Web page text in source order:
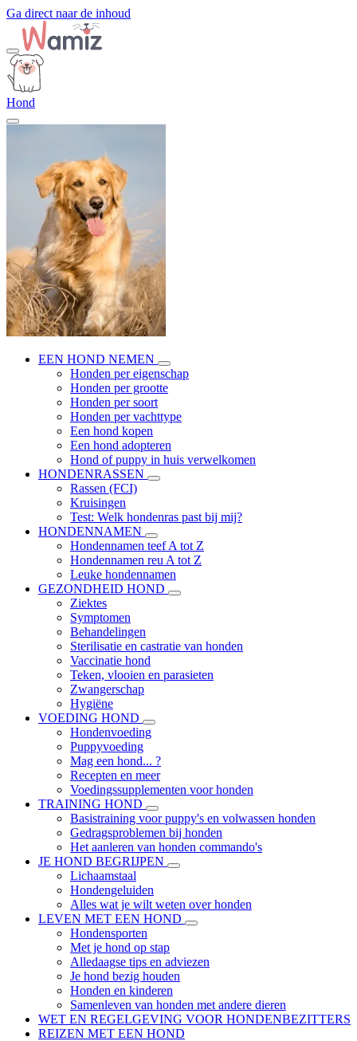
Ga direct naar de inhoud
Hond
EEN HOND NEMEN
Honden per eigenschap
Honden per grootte
Honden per soort
Honden per vachttype
Een hond kopen
Een hond adopteren
Hond of puppy in huis verwelkomen
HONDENRASSEN
Rassen (FCI)
Kruisingen
Test: Welk hondenras past bij mij?
HONDENNAMEN
Hondennamen teef A tot Z
Hondennamen reu A tot Z
Leuke hondennamen
GEZONDHEID HOND
Ziektes
Symptomen
Behandelingen
Sterilisatie en castratie van honden
Vaccinatie hond
Teken, vlooien en parasieten
Zwangerschap
Hygiëne
VOEDING HOND
Hondenvoeding
Puppyvoeding
Mag een hond... ?
Recepten en meer
Voedingssupplementen voor honden
TRAINING HOND
Basistraining voor puppy's en volwassen honden
Gedragsproblemen bij honden
Het aanleren van honden commando's
JE HOND BEGRIJPEN
Lichaamstaal
Hondengeluiden
Alles wat je wilt weten over honden
LEVEN MET EEN HOND
Hondensporten
Met je hond op stap
Alledaagse tips en adviezen
Je hond bezig houden
Honden en kinderen
Samenleven van honden met andere dieren
WET EN REGELGEVING VOOR HONDENBEZITTERS
REIZEN MET EEN HOND